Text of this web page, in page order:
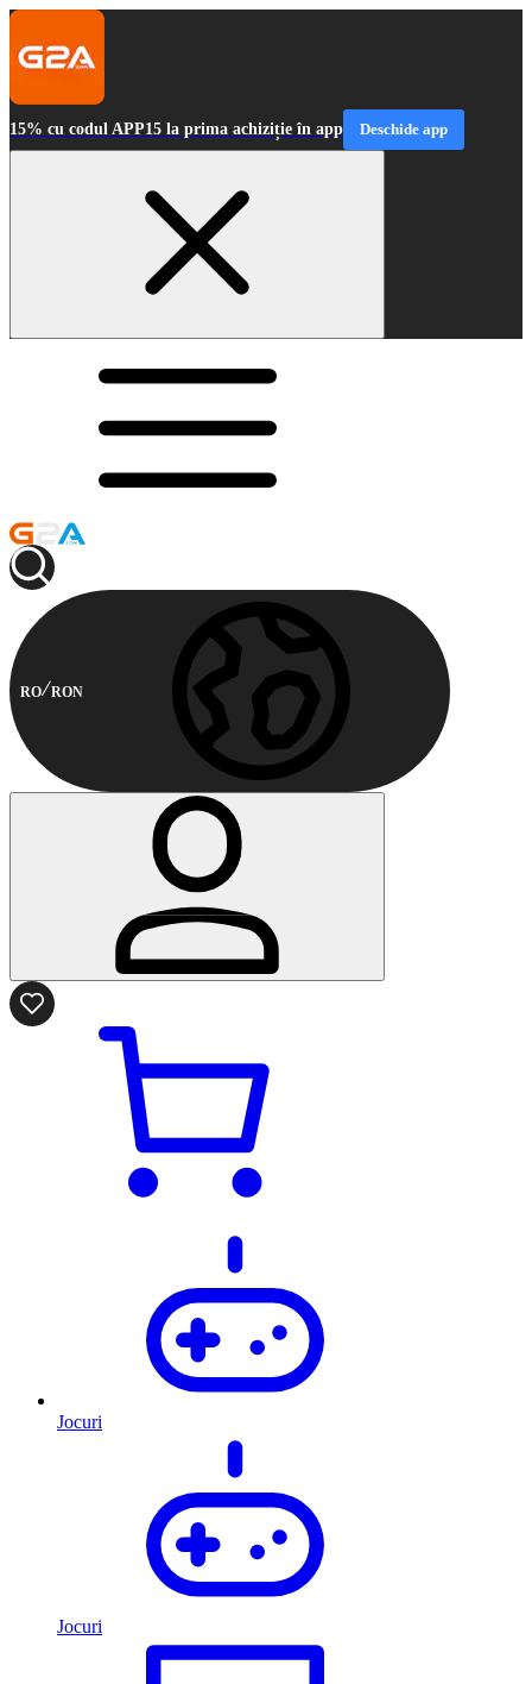
15% cu codul APP15 la prima achiziție în app Deschide app
RO RON
Jocuri
Jocuri